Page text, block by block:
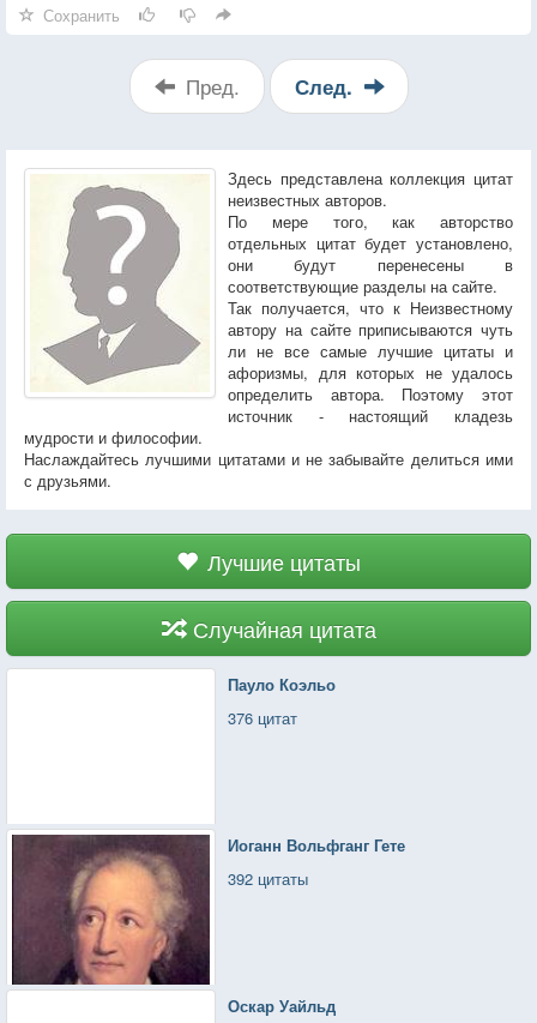
Сохранить
Пред. След.
Здесь представлена коллекция цитат
неизвестных авторов.
По мере того, как авторство
отдельных цитат будет установлено,
они будут перенесены в
соответствующие разделы на сайте.
Так получается, что к Неизвестному
автору на сайте приписываются чуть
ли не все самые лучшие цитаты и
афоризмы, для которых не удалось
определить автора. Поэтому этот
источник - настоящий кладезь
мудрости и философии.
Наслаждайтесь лучшими цитатами и не забывайте делиться ими
с друзьями.
Лучшие цитаты
Случайная цитата
Пауло Коэльо
376 цитат
Иоганн Вольфганг Гете
392 цитаты
Оскар Уайльд